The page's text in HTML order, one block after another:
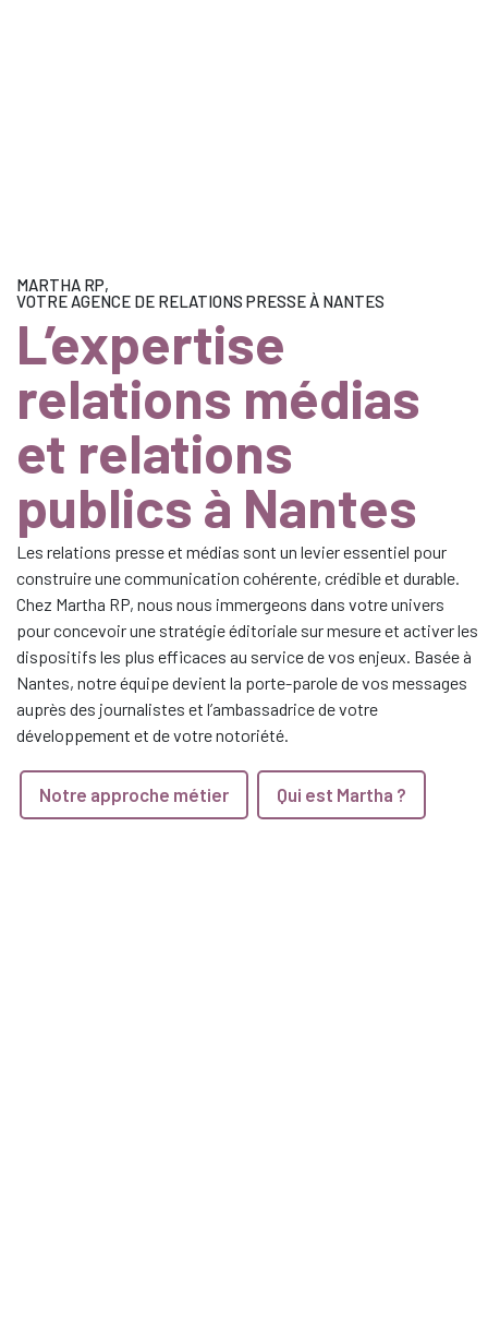
MARTHA RP,
VOTRE AGENCE DE RELATIONS PRESSE À NANTES
L’expertise
relations médias
et relations
publics à Nantes
Les relations presse et médias sont un levier essentiel pour
construire une communication cohérente, crédible et durable.
Chez Martha RP, nous nous immergeons dans votre univers
pour concevoir une stratégie éditoriale sur mesure et activer les
dispositifs les plus efficaces au service de vos enjeux. Basée à
Nantes, notre équipe devient la porte-parole de vos messages
auprès des journalistes et l’ambassadrice de votre
développement et de votre notoriété.
Notre approche métier Qui est Martha ?